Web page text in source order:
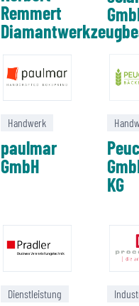
Remmert
Handwerk
paulmar
GmbH
KG
Dienstleistung